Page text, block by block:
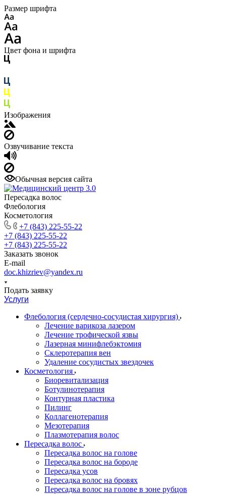
Размер шрифта
Цвет фона и шрифта
Изображения
Озвучивание текста
Обычная версия сайта
Пересадка волос
Флебология
Косметология
+7 (843) 225-55-22
+7 (843) 225-55-22
+7 (843) 225-55-22
Заказать звонок
E-mail
doc.khizriev@yandex.ru
Подать заявку
Услуги
Флебология (сердечно-сосудистая хирургия)
Лечение варикоза лазером
Лечение трофической язвы
Лазерная минифлебэктомия
Cклеротерапия вен
Удаление сосудистых звездочек
Косметология
Биоревитализация
Ботулинотерапия
Контурная пластика
Пилинг
Коллагенотерапия
Мезотерапия
Плазмотерапия волос
Пересадка волос
Пересадка волос на голове
Пересадка волос на бороде
Пересадка усов
Пересадка волос на бровях
Пересадка волос на голове в зоне рубцов